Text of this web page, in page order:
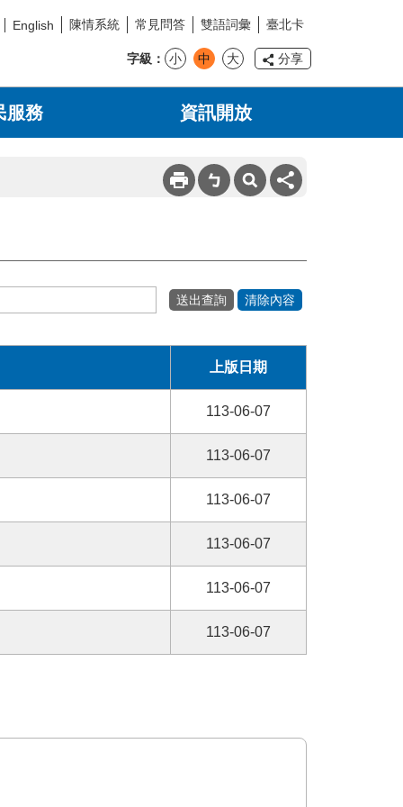
English 陳情系統 常見問答 雙語詞彙 臺北卡
字級 小 中 大 分享
服務 資訊開放
上版日期
113-06-07
113-06-07
113-06-07
113-06-07
113-06-07
113-06-07